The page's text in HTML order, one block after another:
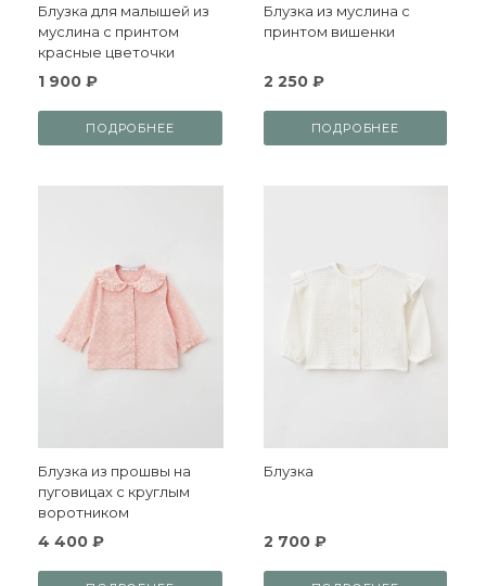
Блузка для малышей из
муслина с принтом
красные цветочки
1 900 ₽
ПОДРОБНЕЕ
Блузка из муслина с
принтом вишенки
2 250 ₽
ПОДРОБНЕЕ
Блузка из прошвы на
пуговицах с круглым
воротником
4 400 ₽
Блузка
2 700 ₽